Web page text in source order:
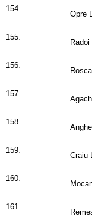
154.
Opre
155.
156.
157.
158.
159.
Craiu
160.
161.